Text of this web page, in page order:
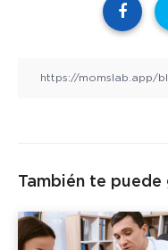
También te